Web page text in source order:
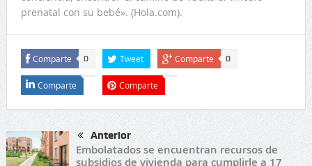
prenatal con su bebé». (Hola.com).
Comparte 0 Tweet Comparte 0
Comparte Comparte
Anterior
Embolatados se encuentran recursos de
subsidios de vivienda para cumplirle a 17